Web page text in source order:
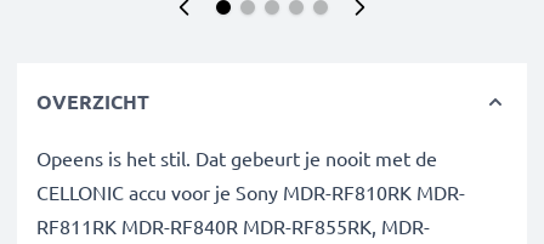
OVERZICHT
Opeens is het stil. Dat gebeurt je nooit met de
CELLONIC accu voor je Sony MDR-RF810RK MDR-
RF811RK MDR-RF840R MDR-RF855RK, MDR-